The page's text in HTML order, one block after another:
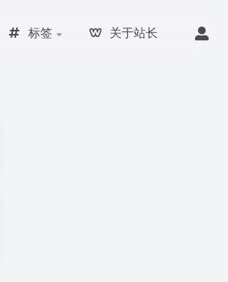
标签 关于站长